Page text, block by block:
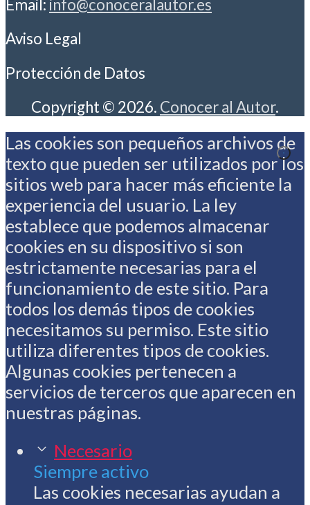
Email: info@conoceralautor.es
Aviso Legal
Protección de Datos
Copyright © 2026. Conocer al Autor.
Las cookies son pequeños archivos de
texto que pueden ser utilizados por los
sitios web para hacer más eficiente la
experiencia del usuario. La ley
establece que podemos almacenar
cookies en su dispositivo si son
estrictamente necesarias para el
funcionamiento de este sitio. Para
todos los demás tipos de cookies
necesitamos su permiso. Este sitio
utiliza diferentes tipos de cookies.
Algunas cookies pertenecen a
servicios de terceros que aparecen en
nuestras páginas.
Necesario
Siempre activo
Las cookies necesarias ayudan a